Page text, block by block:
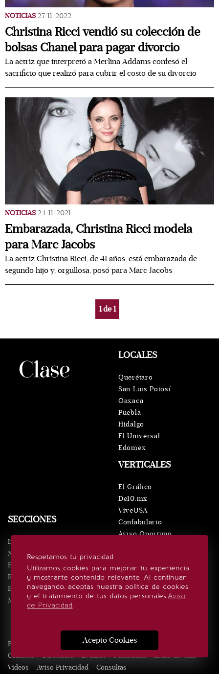
NOTICIAS 27/11/2022
Christina Ricci vendió su colección de
bolsas Chanel para pagar divorcio
La actriz que interpretó a Merlina Addams confesó el
sacrificio que realizó para cubrir el costo de su divorcio
NOTICIAS 24/11/2021
Embarazada, Christina Ricci modela
para Marc Jacobs
La actriz Christina Ricci, de 41 años, está embarazada de
segundo hijo y, orgullosa, posó para Marc Jacobs
1de1
Respetamos tu privacidad
Utilizamos cookies para mejorar tu experiencia
y mostrarte contenido relevante. Al continuar
navegando, aceptas nuestra política de cookies
y el tratamiento de tus datos personales.Aviso
de Privacidad.
Acepto Cookies
SECCIONES
Inicio
Noticias
Eventos
Realeza
Estilo de vida
Minuto x Minuto
VERTICALES
El Gráfico
De10.mx
ViveUSA
Confabulario
Aviso Oportuno
LOCALES
Querétaro
San Luis Potosí
Oaxaca
Puebla
Hidalgo
El Universal
Edomex
SÍGUENOS
Edición Impresa Noticias Quiénes somos
Contacto
Directorio Eventos Publicidad
Estilo de vida
Videos
Aviso Privacidad Consultas